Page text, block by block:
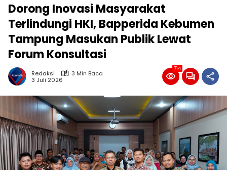
Dorong Inovasi Masyarakat
Terlindungi HKI, Bapperida Kebumen
Tampung Masukan Publik Lewat
Forum Konsultasi
Redaksi
3 Min Baca
3 Juli 2026
714